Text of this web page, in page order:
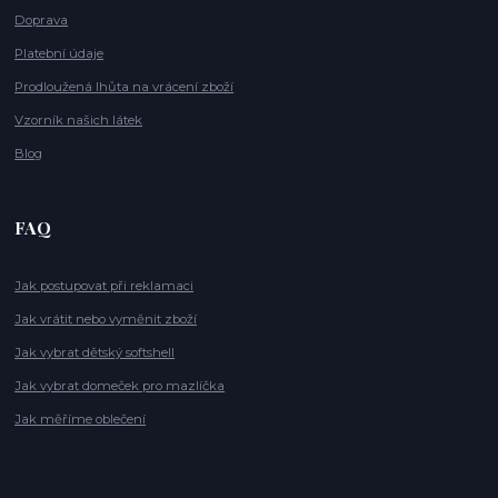
Doprava
Platební údaje
Prodloužená lhůta na vrácení zboží
Vzorník našich látek
Blog
FAQ
Jak postupovat při reklamaci
Jak vrátit nebo vyměnit zboží
Jak vybrat dětský softshell
Jak vybrat domeček pro mazlíčka
Jak měříme oblečení